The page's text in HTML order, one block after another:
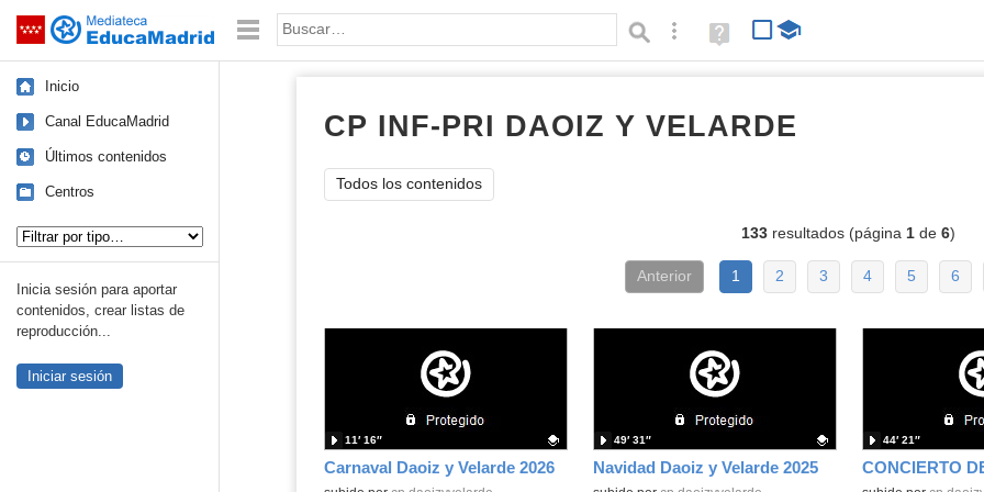
Saltar navegación Palabra o frase: Búsqueda avanzada
Ayuda
(en
Inicio
Canal EducaMadrid
Últimos contenidos
Centros
Inicia sesión para aportar
contenidos, crear listas de
reproducción...
Iniciar sesión
CP INF-PRI DAOIZ Y VELARDE
Todos los contenidos
133resultados (página 1de 6)
Anterior 1 2 3 4 5 6
Carnaval Daoiz y Velarde 2026
11′ 16″
Navidad Daoiz y Velarde 2025
49′ 31″ 44′ 21″